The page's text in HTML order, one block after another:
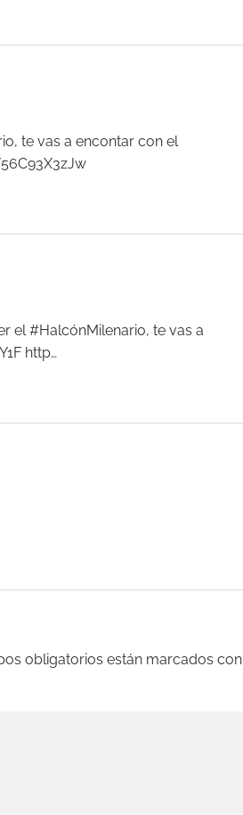
te vas a encontar con el
el #HalcónMilenario, te vas a
http…
obligatorios están marcados con